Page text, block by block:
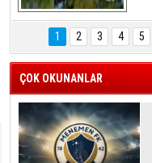
Hasan Eser'in
Objektifinden
1 2 3 4 5
ÇOK OKUNANLAR